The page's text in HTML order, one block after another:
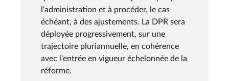
l'administration et à procéder, le cas
échéant, à des ajustements. La DPR sera
déployée progressivement, sur une
trajectoire pluriannuelle, en cohérence
avec l'entrée en vigueur échelonnée de la
réforme.